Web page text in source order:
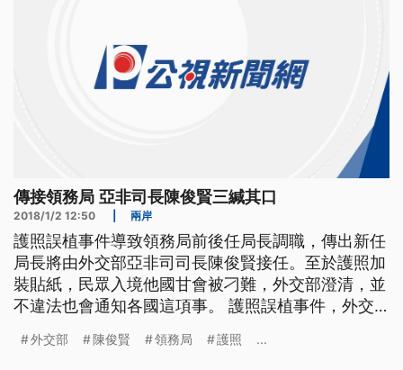
傳接領務局 亞非司長陳俊賢三緘其口
2018/1/2 12:50 兩岸
護照誤植事件導致領務局前後任局長調職，傳出新任
局長將由外交部亞非司司長陳俊賢接任。至於護照加
裝貼紙，民眾入境他國甘會被刁難，外交部澄清，並
不違法也會通知各國這項事。 護照誤植事件，外交
司長陳俊賢接任，人事令更已送到行政院簽核，今天
外交部 陳俊賢 領務局 護照 ...